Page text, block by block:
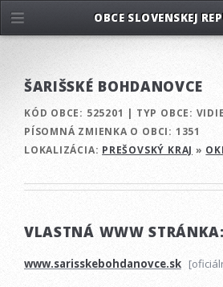
ŠARIŠSKÉ BOHDANOVCE
KÓD OBCE: 525201 | TYP OBCE:
PÍSOMNÁ ZMIENKA O OBCI: 1351
LOKALIZÁCIA: PREŠOVSKÝ KRAJ »
VLASTNÁ WWW STRÁNKA:
www.sarisskebohdanovce.sk
OBCE SLOVENSKEJ